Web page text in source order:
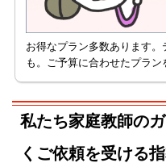
お得なプラン多数あります
も。ご予算に合わせたプラン
私たち家庭教師の
くご依頼を受ける